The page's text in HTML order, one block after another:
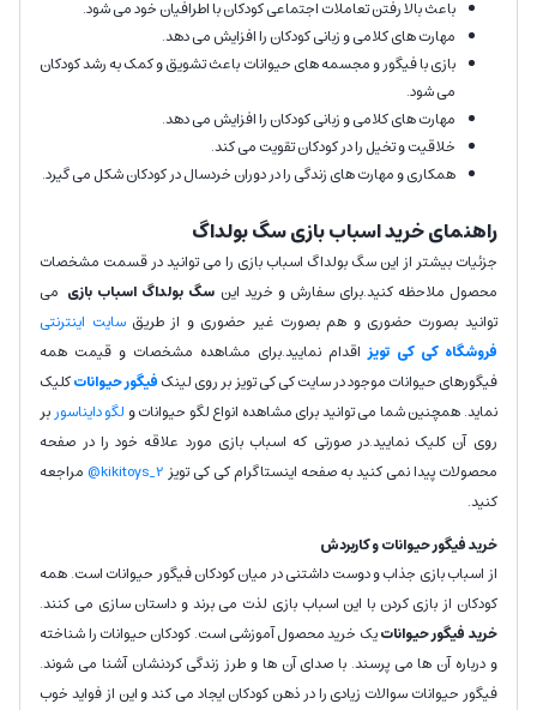
باعث بالا رفتن تعاملات اجتماعی کودکان با اطرافیان خود می شود.
مهارت های کلامی و زبانی کودکان را افزایش می دهد.
بازی با فیگور و مجسمه های حیوانات باعث تشویق و کمک به رشد کودکان
می شود.
مهارت های کلامی و زبانی کودکان را افزایش می دهد.
خلاقیت و تخیل را در کودکان تقویت می کند.
همکاری و مهارت های زندگی را در دوران خردسال در کودکان شکل می گیرد.
راهنمای خرید اسباب بازی سگ بولداگ
جزئیات بیشتر از این سگ بولداگ اسباب بازی را می توانید در قسمت مشخصات
محصول ملاحظه کنید.برای سفارش و خرید این سگ بولداگ اسباب بازی می
توانید بصورت حضوری و هم بصورت غیر حضوری و از طریقسایت اینترنتی
فروشگاه کی کی تویز اقدام نمایید.برای مشاهده مشخصات و قیمت همه
فیگورهای حیوانات موجود در سایت کی کی تویز بر روی لینکفیگور حیواناتکلیک
نماید. همچنین شما می توانید برای مشاهده انواع لگو حیوانات و لگو دایناسوربر
روی آن کلیک نمایید.در صورتی که اسباب بازی مورد علاقه خود را در صفحه
محصولات پیدا نمی کنید به صفحه اینستاگرام کی کی تویز kikitoys_2@
مراجعه
کنید.
خرید فیگور حیوانات و کاربردش
از اسباب بازی جذاب و دوست داشتنی در میان کودکان فیگور حیوانات است. همه
کودکان از بازی کردن با این اسباب بازی لذت می برند و داستان سازی می کنند.
خرید فیگور حیواناتیک خرید محصول آموزشی است. کودکان حیوانات را شناخته
و درباره آن ها می پرسند. با صدای آن ها و طرز زندگی کردنشان آشنا می شوند.
فیگور حیوانات سوالات زیادی را در ذهن کودکان ایجاد می کند و این از فواید خوب